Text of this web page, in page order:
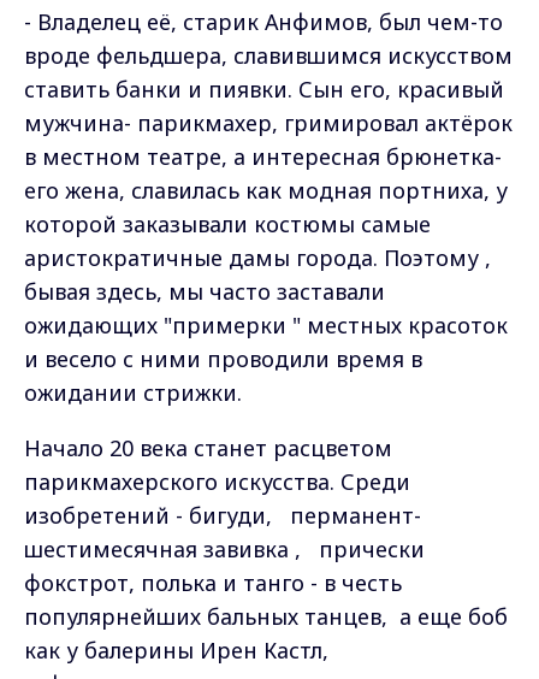
- Владелец её, старик Анфимов, был чем-то
вроде фельдшера, славившимся искусством
ставить банки и пиявки. Сын его, красивый
мужчина- парикмахер, гримировал актёрок
в местном театре, а интересная брюнетка-
его жена, славилась как модная портниха, у
которой заказывали костюмы самые
аристократичные дамы города. Поэтому ,
бывая здесь, мы часто заставали
ожидающих "примерки " местных красоток
и весело с ними проводили время в
ожидании стрижки.
Начало 20 века станет расцветом
парикмахерского искусства. Среди
изобретений - бигуди,
перманент-
шестимесячная завивка ,
прически
фокстрот, полька и танго - в честь
популярнейших бальных танцев, а еще боб
как у балерины Ирен Кастл,